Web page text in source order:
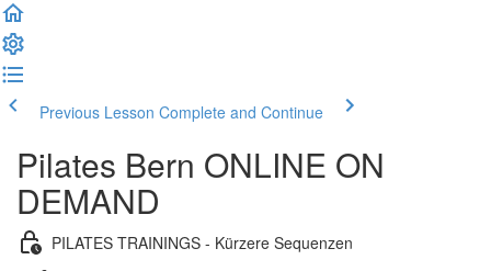
Previous Lesson Complete and Continue
Pilates Bern ONLINE ON
DEMAND
PILATES TRAININGS - Kürzere Sequenzen